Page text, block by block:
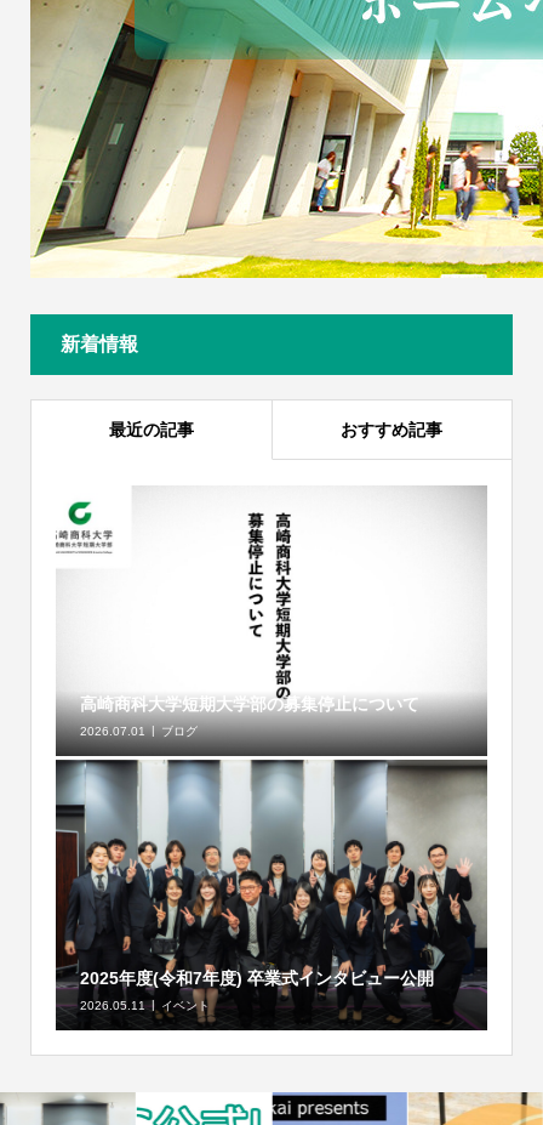
新着情報
最近の記事 おすすめ記事
高崎商科大学短期大学部の募集停止について
2026.07.01 ブログ
2025年度(令和7年度) 卒業式インタビュー公開
2026.05.11 イベント